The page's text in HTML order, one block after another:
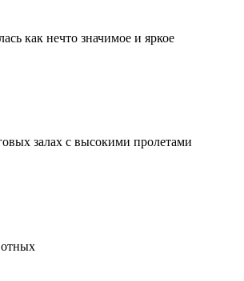
как нечто значимое и яркое
залах с высокими пролетами